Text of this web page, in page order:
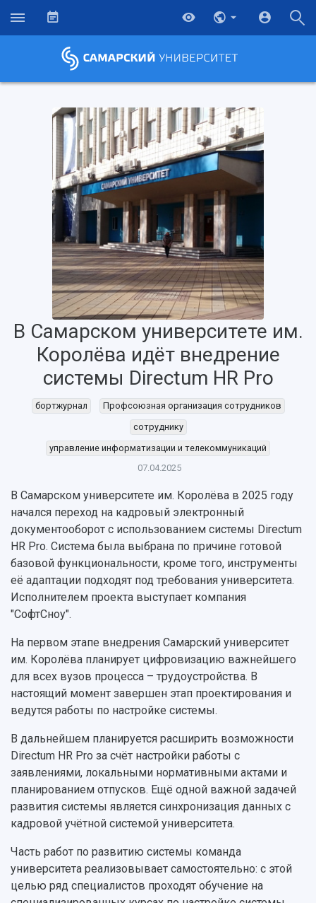
НАЗАД
Об университете
История
Ключевые факты
Рейтинги
Наблюдательный совет
Попечительский совет
Ректорат
Кадровый резерв
Персоналии
Сотрудники и преподаватели
Заслуженные деятели
Структура университета
Институты и факультеты
Кафедры
Научные подразделения
Отделы и службы
Общественные организации
Инжиниринговый центр
Аграрный карбоновый полигон
Архив
Фирменный стиль
Кампус
3D-тур по университету
Новости
Главные новости
Бортжурнал
Объявления
СМИ об университете
Газета "Полет"
Газета "Самарский университет"
Мы в соцсетях
Мультимедиа
Подкасты
Образование
Почему я выбираю Самарский университет?
Абитуриенту
Бакалавриат и специалитет
Формы обучения
Институты и факультеты
Образовательные программы
Профессорско-преподавательский состав
Расписание занятий
Стипендии
Тестирование иностранных граждан на
знание русского языка, истории России и
основ законодательства РФ
Платные образовательные услуги
Скидки на обучение
Подготовительные курсы
Библиотека
Видеолекции
Противодействие COVID-19
Научно-исследовательская деятельность
Основные научные направления
Научные школы и ведущие научные коллективы
Диссертационные советы
Конкурс на замещение должностей научных
работников
Научно-технический совет
Научные проекты и темы
Аспирантура и докторантура
Справочные материалы
Научная инфраструктура
Научно-исследовательские подразделения
исследовательской деятельностью
Материальная база
Подразделения научного обслуживания
Организационные документы
Результаты научно-исследовательской
деятельности
Научно-технические разработки
Конкурсы научных проектов и грантов
Областной конкурс "Молодой учёный"
Отчеты о научно-исследовательской
деятельности
Научные конференции
Патенты
Публикации и издания
В Самарском университете им.
Королёва идёт внедрение
системы Directum HR Pro
бортжурнал
Профсоюзная организация сотрудников
сотруднику
управление информатизации и телекоммуникаций
07.04.2025
В Самарском университете им. Королёва в 2025 году
начался переход на кадровый электронный
документооборот с использованием системы Directum
HR Pro. Система была выбрана по причине готовой
базовой функциональности, кроме того, инструменты
её адаптации подходят под требования университета.
Исполнителем проекта выступает компания
"СофтСноу".
На первом этапе внедрения Самарский университет
им. Королёва планирует цифровизацию важнейшего
для всех вузов процесса – трудоустройства. В
настоящий момент завершен этап проектирования и
ведутся работы по настройке системы.
В дальнейшем планируется расширить возможности
Directum HR Pro за счёт настройки работы с
заявлениями, локальными нормативными актами и
планированием отпусков. Ещё одной важной задачей
развития системы является синхронизация данных с
кадровой учётной системой университета.
Часть работ по развитию системы команда
университета реализовывает самостоятельно: с этой
целью ряд специалистов проходят обучение на